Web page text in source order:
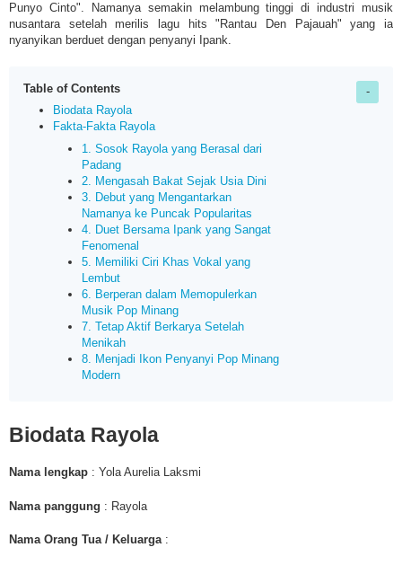
Punyo Cinto". Namanya semakin melambung tinggi di industri musik
nusantara setelah merilis lagu hits "Rantau Den Pajauah" yang ia
nyanyikan berduet dengan penyanyi Ipank.
Table of Contents
Biodata Rayola
Fakta-Fakta Rayola
1. Sosok Rayola yang Berasal dari
Padang
2. Mengasah Bakat Sejak Usia Dini
3. Debut yang Mengantarkan
Namanya ke Puncak Popularitas
4. Duet Bersama Ipank yang Sangat
Fenomenal
5. Memiliki Ciri Khas Vokal yang
Lembut
6. Berperan dalam Memopulerkan
Musik Pop Minang
7. Tetap Aktif Berkarya Setelah
Menikah
8. Menjadi Ikon Penyanyi Pop Minang
Modern
Biodata Rayola
Nama lengkap : Yola Aurelia Laksmi
Nama panggung : Rayola
Nama Orang Tua / Keluarga: